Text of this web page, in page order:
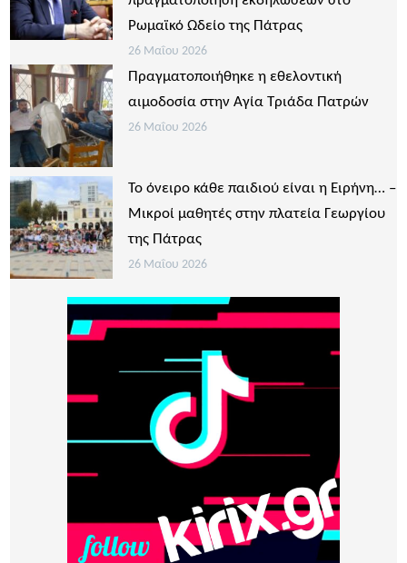
Ρωμαϊκό Ωδείο της Πάτρας
26 Μαΐου 2026
Πραγματοποιήθηκε η εθελοντική
αιμοδοσία στην Αγία Τριάδα Πατρών
26 Μαΐου 2026
Το όνειρο κάθε παιδιού είναι η Ειρήνη… –
Μικροί μαθητές στην πλατεία Γεωργίου
της Πάτρας
26 Μαΐου 2026